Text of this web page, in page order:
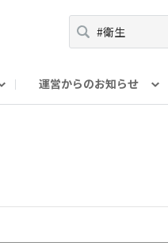
運営からのお知らせ